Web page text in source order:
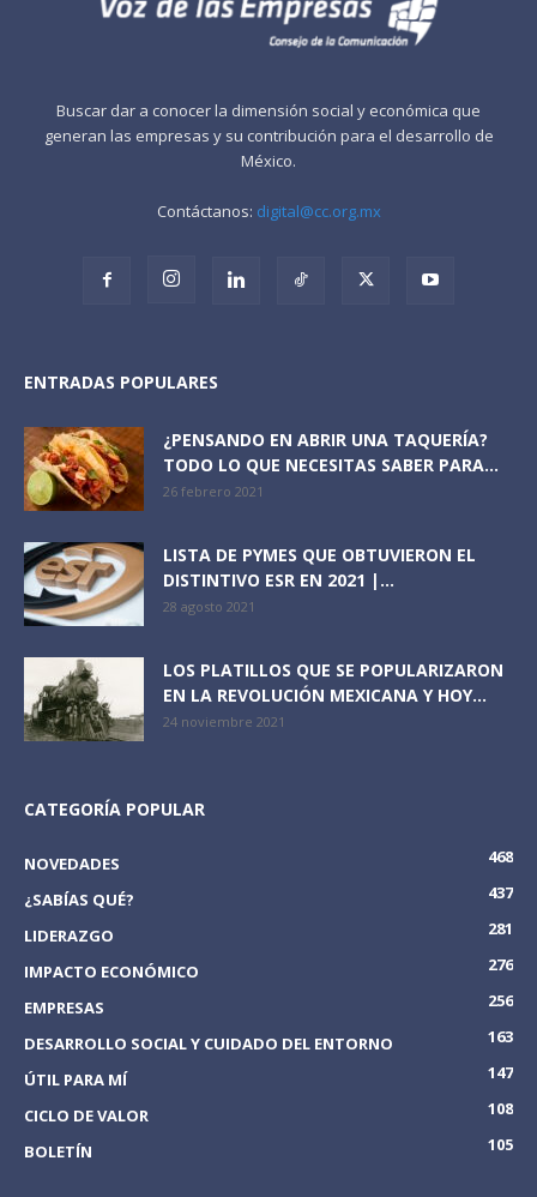
Buscar dar a conocer la dimensión social y económica que
generan las empresas y su contribución para el desarrollo de
México.
Contáctanos: digital@cc.org.mx
ENTRADAS POPULARES
¿PENSANDO EN ABRIR UNA TAQUERÍA?
TODO LO QUE NECESITAS SABER PARA...
26 febrero 2021
LISTA DE PYMES QUE OBTUVIERON EL
DISTINTIVO ESR EN 2021 |...
28 agosto 2021
LOS PLATILLOS QUE SE POPULARIZARON
EN LA REVOLUCIÓN MEXICANA Y HOY...
24 noviembre 2021
CATEGORÍA POPULAR
NOVEDADES
468
¿SABÍAS QUÉ?
437
LIDERAZGO
281
IMPACTO ECONÓMICO
276
EMPRESAS
256
DESARROLLO SOCIAL Y CUIDADO DEL ENTORNO
163
ÚTIL PARA MÍ
147
CICLO DE VALOR
108
BOLETÍN
105